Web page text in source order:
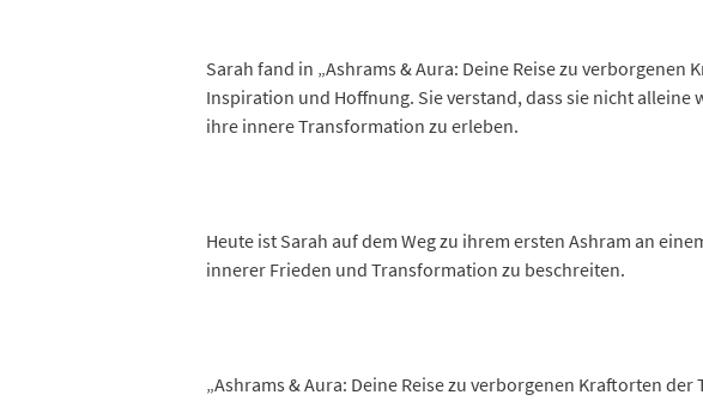
Sarah fand in „Ashrams & Aura: Deine Reise zu
Inspiration und Hoffnung. Sie verstand, dass sie nicht
ihre innere Transformation zu erleben.
Heute ist Sarah auf dem Weg zu ihrem ersten Ashram an
innerer Frieden und Transformation zu beschreiten.
„Ashrams & Aura: Deine Reise zu verborgenen Kraftorten